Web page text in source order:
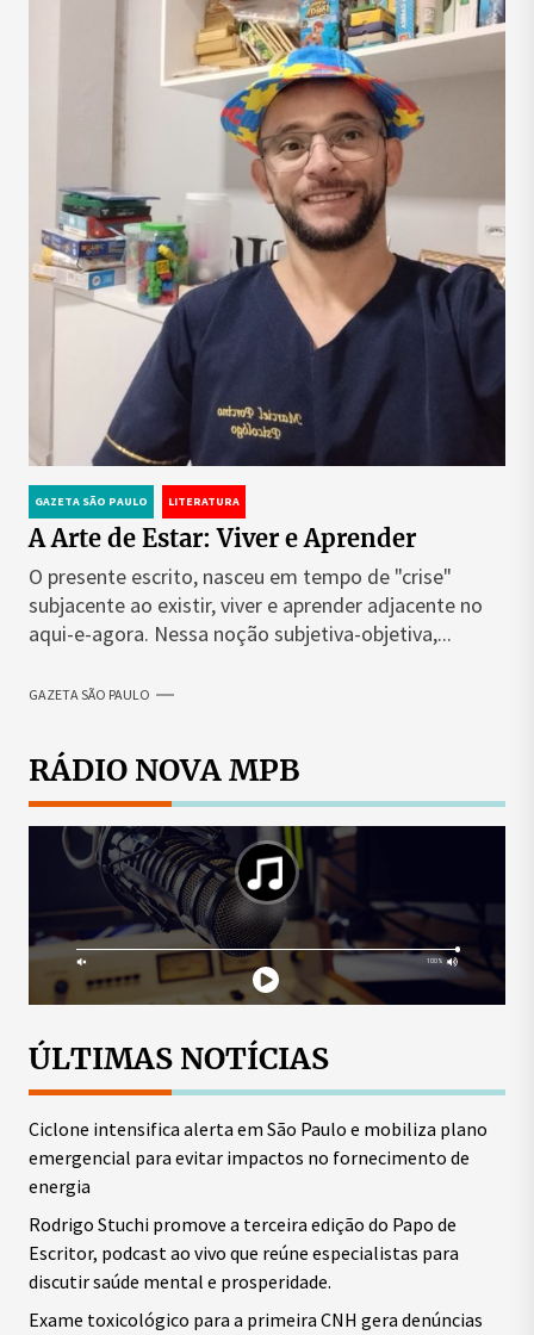
GAZETA SÃO PAULO LITERATURA
A Arte de Estar: Viver e Aprender
O presente escrito, nasceu em tempo de "crise"
subjacente ao existir, viver e aprender adjacente no
aqui-e-agora. Nessa noção subjetiva-objetiva,...
GAZETA SÃO PAULO
RÁDIO NOVA MPB
ÚLTIMAS NOTÍCIAS
Ciclone intensifica alerta em São Paulo e mobiliza plano
emergencial para evitar impactos no fornecimento de
energia
Rodrigo Stuchi promove a terceira edição do Papo de
Escritor, podcast ao vivo que reúne especialistas para
discutir saúde mental e prosperidade.
Exame toxicológico para a primeira CNH gera denúncias